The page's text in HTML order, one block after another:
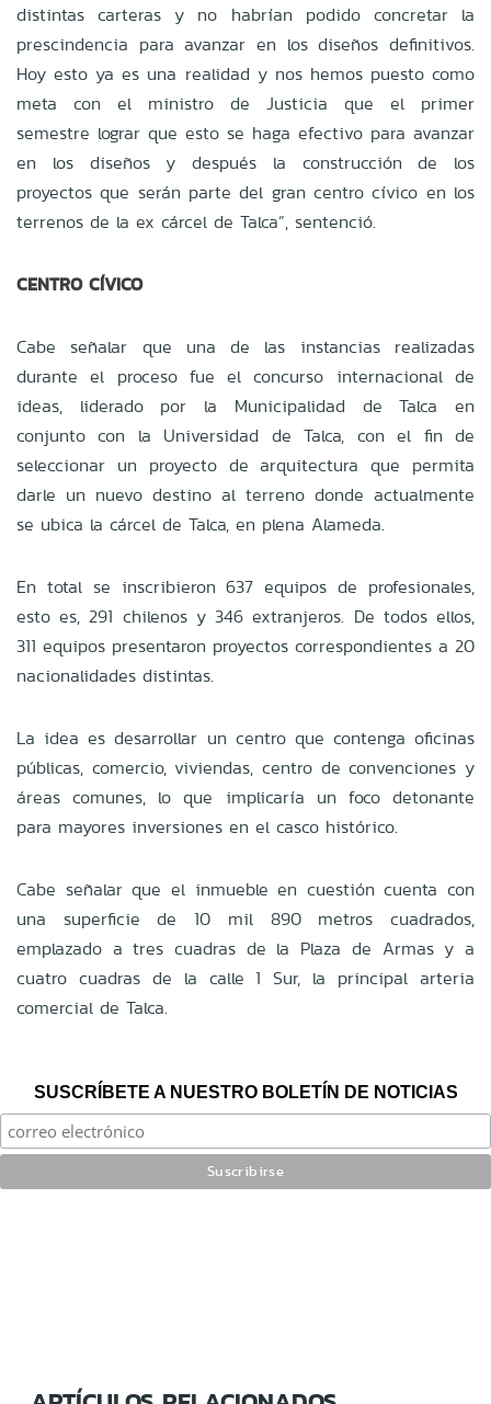
distintas carteras y no habrían podido concretar la
prescindencia para avanzar en los diseños definitivos.
Hoy esto ya es una realidad y nos hemos puesto como
meta con el ministro de Justicia que el primer
semestre lograr que esto se haga efectivo para avanzar
en los diseños y después la construcción de los
proyectos que serán parte del gran centro cívico en los
terrenos de la ex cárcel de Talca”, sentenció.
CENTRO CÍVICO
Cabe señalar que una de las instancias realizadas
durante el proceso fue el concurso internacional de
ideas, liderado por la Municipalidad de Talca en
conjunto con la Universidad de Talca, con el fin de
seleccionar un proyecto de arquitectura que permita
darle un nuevo destino al terreno donde actualmente
se ubica la cárcel de Talca, en plena Alameda.
En total se inscribieron 637 equipos de profesionales,
esto es, 291 chilenos y 346 extranjeros. De todos ellos,
311 equipos presentaron proyectos correspondientes a 20
nacionalidades distintas.
La idea es desarrollar un centro que contenga oficinas
públicas, comercio, viviendas, centro de convenciones y
áreas comunes, lo que implicaría un foco detonante
para mayores inversiones en el casco histórico.
Cabe señalar que el inmueble en cuestión cuenta con
una superficie de 10 mil 890 metros cuadrados,
emplazado a tres cuadras de la Plaza de Armas y a
cuatro cuadras de la calle 1 Sur, la principal arteria
comercial de Talca.
SUSCRÍBETE A NUESTRO BOLETÍN DE NOTICIAS